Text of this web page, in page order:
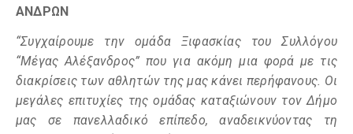
ΑΝΔΡΩΝ
“Συγχαίρουμε την ομάδα Ξιφασκίας του Συλλόγου
“Μέγας Αλέξανδρος” που για ακόμη μια φορά με τις
διακρίσεις των αθλητών της μας κάνει περήφανους. Οι
μεγάλες επιτυχίες της ομάδας καταξιώνουν τον Δήμο
μας σε πανελλαδικό επίπεδο, αναδεικνύοντας τη